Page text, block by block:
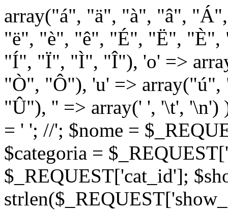
array("á", "ä", "à", "â",
"ë", "è", "ê", "É", "Ë",
"Í", "Ï", "Ì", "Î"), 'o' =>
"Ò", "Ô"), 'u' =>
"Û"), '' => array(' ', '\t',
= ' '; //'; $nome =
$categoria =
$_REQUEST['cat_id'];